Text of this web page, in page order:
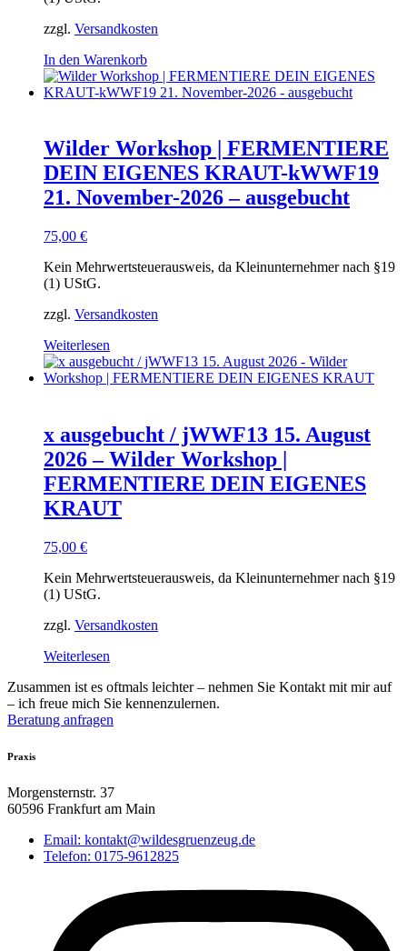
zzgl. Versandkosten
In den Warenkorb
Wilder Workshop | FERMENTIERE
DEIN EIGENES KRAUT-kWWF19
21. November-2026 – ausgebucht
75,00 €
Kein Mehrwertsteuerausweis, da Kleinunternehmer nach §19
(1) UStG.
zzgl. Versandkosten
Weiterlesen
x ausgebucht / jWWF13 15. August
2026 – Wilder Workshop |
FERMENTIERE DEIN EIGENES
KRAUT
75,00 €
Kein Mehrwertsteuerausweis, da Kleinunternehmer nach §19
(1) UStG.
zzgl. Versandkosten
Weiterlesen
Zusammen ist es oftmals leichter – nehmen Sie Kontakt mit mir auf
– ich freue mich Sie kennenzulernen.
Beratung anfragen
Praxis
Morgensternstr. 37
60596 Frankfurt am Main
Email: kontakt@wildesgruenzeug.de
Telefon: 0175-9612825